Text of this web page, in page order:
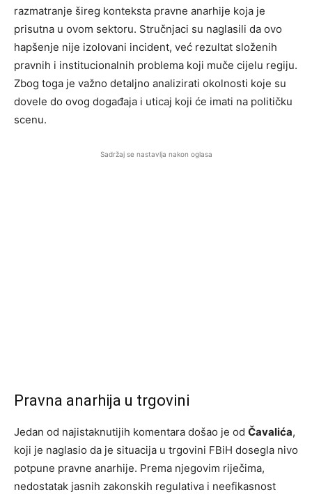
razmatranje šireg konteksta pravne anarhije koja je
prisutna u ovom sektoru. Stručnjaci su naglasili da ovo
hapšenje nije izolovani incident, već rezultat složenih
pravnih i institucionalnih problema koji muče cijelu regiju.
Zbog toga je važno detaljno analizirati okolnosti koje su
dovele do ovog događaja i uticaj koji će imati na političku
scenu.
Sadržaj se nastavlja nakon oglasa
Pravna anarhija u trgovini
Jedan od najistaknutijih komentara došao je od Čavalića,
koji je naglasio da je situacija u trgovini FBiH dosegla nivo
potpune pravne anarhije. Prema njegovim riječima,
nedostatak jasnih zakonskih regulativa i neefikasnost